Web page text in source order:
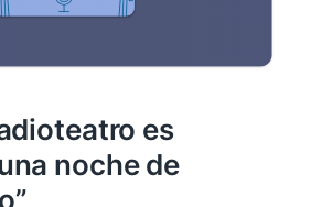
es
noche de